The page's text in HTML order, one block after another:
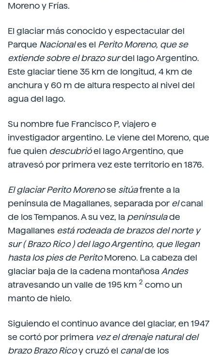
Moreno y Frías.
El glaciar más conocido y espectacular del
Parque Nacionales el Perito Moreno, que se
extiende sobre el brazo surdel lago Argentino.
Este glaciar tiene 35 km de longitud, 4 km de
anchura y 60 m de altura respecto al nivel del
agua del lago.
Su nombre fue Francisco P, viajero e
investigador argentino. Le viene del Moreno, que
fue quien descubrióel lago Argentino, que
atravesó por primera vez este territorio en 1876.
El glaciar Perito Morenose sitúafrente a la
península de Magallanes, separada porelcanal
de los Tempanos. A su vez, la penínsulade
Magallanes está rodeada de brazos del norte y
sur(Brazo Rico) del lago Argentino, que llegan
hasta los pies de PeritoMoreno. La cabeza del
glaciar baja de la cadena montañosa Andes
atravesando un valle de 195 km 2 como un
manto de hielo.
Siguiendo el continuo avance del glaciar, en 1947
se cortó por primera vez el drenaje natural del
brazo Brazo Ricoy cruzó el canalde los